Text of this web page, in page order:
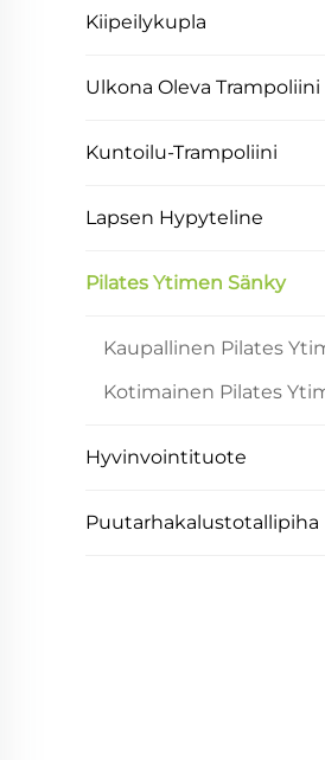
Kiipeilykupla
Ulkona Oleva Trampoliini
Kuntoilu-Trampoliini
Lapsen Hypyteline
Pilates Ytimen Sänky
Kaupallinen Pilates
Kotimainen Pilates
Hyvinvointituote
Puutarhakalustotallipiha